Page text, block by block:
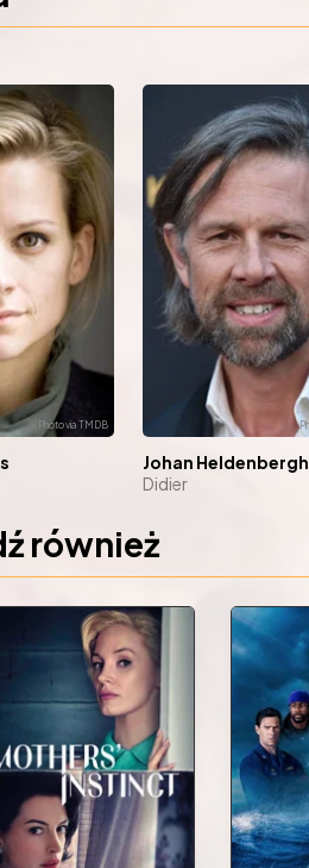
Johan Heldenbergh
Didier
również